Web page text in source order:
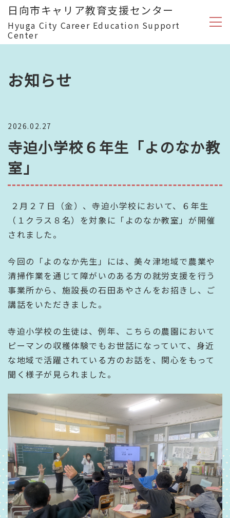
日向市キャリア教育支援センター
Hyuga City Career Education Support
Center
お知らせ
2026.02.27
寺迫小学校６年生「よのなか教
室」
２月２７日（金）、寺迫小学校において、６年生
（１クラス８名）を対象に「よのなか教室」が開催
されました。
今回の「よのなか先生」には、美々津地域で農業や
清掃作業を通じて障がいのある方の就労支援を行う
事業所から、施設長の石田あやさんをお招きし、ご
講話をいただきました。
寺迫小学校の生徒は、例年、こちらの農園において
ピーマンの収穫体験でもお世話になっていて、身近
な地域で活躍されている方のお話を、関心をもって
聞く様子が見られました。